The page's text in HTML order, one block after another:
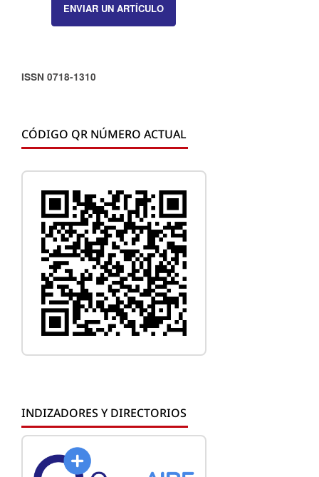
ENVIAR UN ARTÍCULO
ISSN 0718-1310
CÓDIGO QR NÚMERO ACTUAL
INDIZADORES Y DIRECTORIOS